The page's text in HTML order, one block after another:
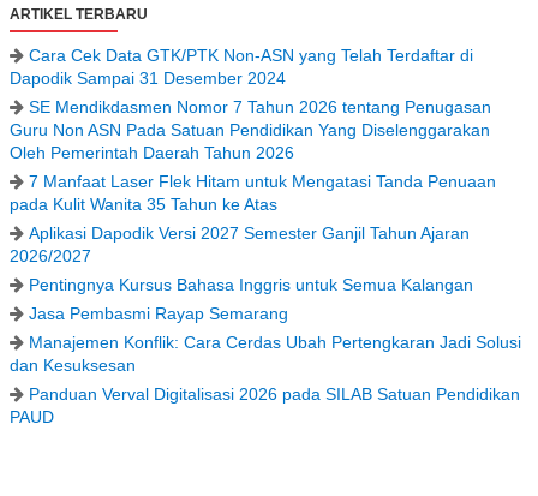
ARTIKEL TERBARU
Cara Cek Data GTK/PTK Non-ASN yang Telah Terdaftar di
Dapodik Sampai 31 Desember 2024
SE Mendikdasmen Nomor 7 Tahun 2026 tentang Penugasan
Guru Non ASN Pada Satuan Pendidikan Yang Diselenggarakan
Oleh Pemerintah Daerah Tahun 2026
7 Manfaat Laser Flek Hitam untuk Mengatasi Tanda Penuaan
pada Kulit Wanita 35 Tahun ke Atas
Aplikasi Dapodik Versi 2027 Semester Ganjil Tahun Ajaran
2026/2027
Pentingnya Kursus Bahasa Inggris untuk Semua Kalangan
Jasa Pembasmi Rayap Semarang
Manajemen Konflik: Cara Cerdas Ubah Pertengkaran Jadi Solusi
dan Kesuksesan
Panduan Verval Digitalisasi 2026 pada SILAB Satuan Pendidikan
PAUD